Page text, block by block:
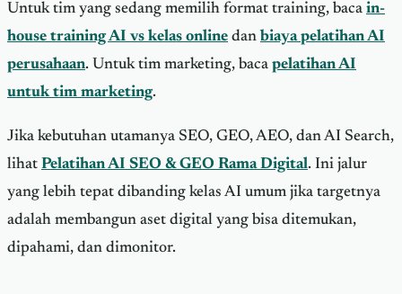
Untuk tim yang sedang memilih format training, baca in-
house training AI vs kelas online dan biaya pelatihan AI
perusahaan. Untuk tim marketing, baca pelatihan AI
untuk tim marketing.
Jika kebutuhan utamanya SEO, GEO, AEO, dan AI Search,
lihat Pelatihan AI SEO & GEO Rama Digital. Ini jalur
yang lebih tepat dibanding kelas AI umum jika targetnya
adalah membangun aset digital yang bisa ditemukan,
dipahami, dan dimonitor.